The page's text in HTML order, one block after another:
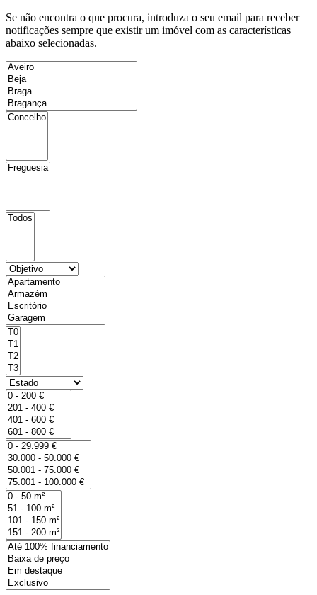
Se não encontra o que procura, introduza o seu email para receber
notificações sempre que existir um imóvel com as características
abaixo selecionadas.